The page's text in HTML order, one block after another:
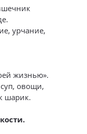
урчание,
жизнью».
овощи,
шарик.